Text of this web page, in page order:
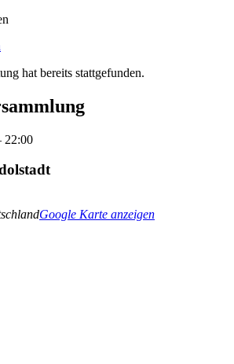
hat bereits stattgefunden.
22:00
Google Karte anzeigen